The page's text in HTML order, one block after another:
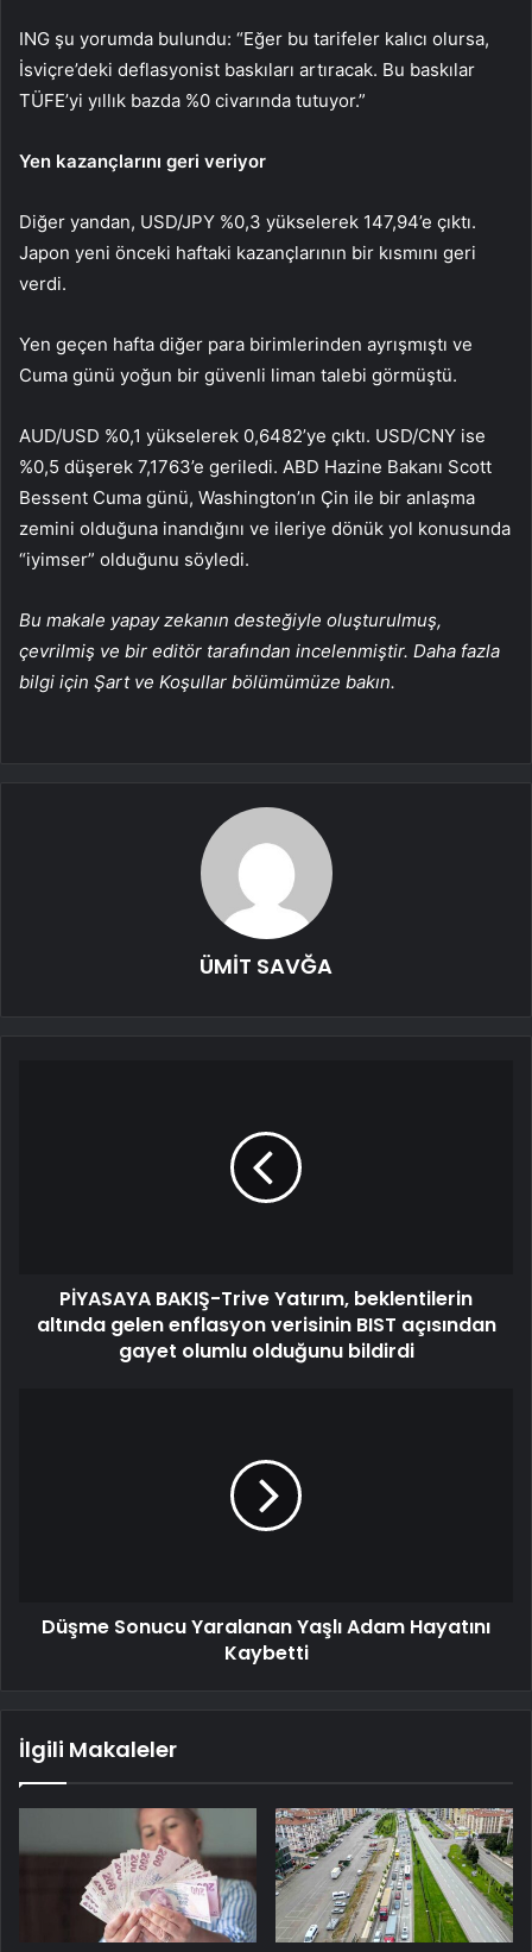
ING şu yorumda bulundu: “Eğer bu tarifeler kalıcı olursa,
İsviçre’deki deflasyonist baskıları artıracak. Bu baskılar
TÜFE’yi yıllık bazda %0 civarında tutuyor.”
Yen kazançlarını geri veriyor
Diğer yandan, USD/JPY %0,3 yükselerek 147,94’e çıktı.
Japon yeni önceki haftaki kazançlarının bir kısmını geri
verdi.
Yen geçen hafta diğer para birimlerinden ayrışmıştı ve
Cuma günü yoğun bir güvenli liman talebi görmüştü.
AUD/USD %0,1 yükselerek 0,6482’ye çıktı. USD/CNY ise
%0,5 düşerek 7,1763’e geriledi. ABD Hazine Bakanı Scott
Bessent Cuma günü, Washington’ın Çin ile bir anlaşma
zemini olduğuna inandığını ve ileriye dönük yol konusunda
“iyimser” olduğunu söyledi.
Bu makale yapay zekanın desteğiyle oluşturulmuş,
çevrilmiş ve bir editör tarafından incelenmiştir. Daha fazla
bilgi için Şart ve Koşullar bölümümüze bakın.
ÜMİT SAVĞA
PİYASAYA BAKIŞ-Trive Yatırım, beklentilerin
altında gelen enflasyon verisinin BIST açısından
gayet olumlu olduğunu bildirdi
Düşme Sonucu Yaralanan Yaşlı Adam Hayatını
Kaybetti
İlgili Makaleler